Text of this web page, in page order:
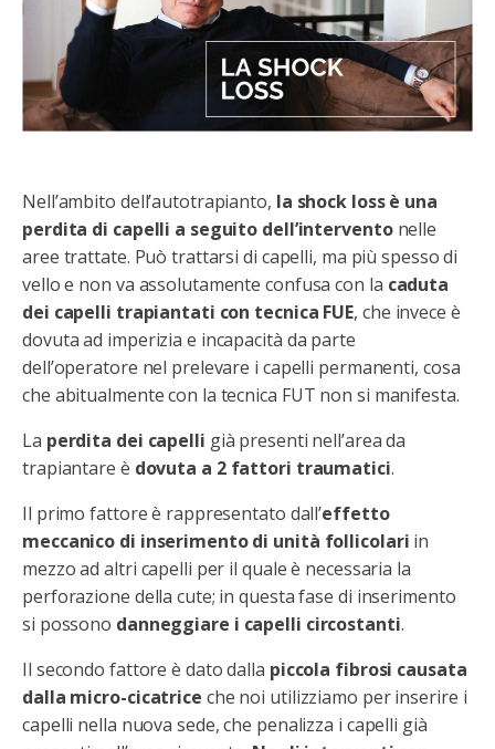
Nell’ambito dell’autotrapianto, la shock loss è una
perdita di capelli a seguito dell’interventonelle
aree trattate. Può trattarsi di capelli, ma più spesso di
vello e non va assolutamente confusa con la caduta
dei capelli trapiantati con tecnica FUE, che invece è
dovuta ad imperizia e incapacità da parte
dell’operatore nel prelevare i capelli permanenti, cosa
che abitualmente con la tecnica FUT non si manifesta.
La perdita dei capelli già presenti nell’area da
trapiantare è dovuta a 2 fattori traumatici.
Il primo fattore è rappresentato dall’effetto
meccanico di inserimento di unità follicolari in
mezzo ad altri capelli per il quale è necessaria la
perforazione della cute; in questa fase di inserimento
si possono danneggiare i capelli circostanti.
Il secondo fattore è dato dalla piccola fibrosi causata
dalla micro-cicatrice che noi utilizziamo per inserire i
capelli nella nuova sede, che penalizza i capelli già